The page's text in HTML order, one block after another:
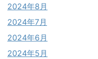
2024年8月
2024年7月
2024年6月
2024年5月